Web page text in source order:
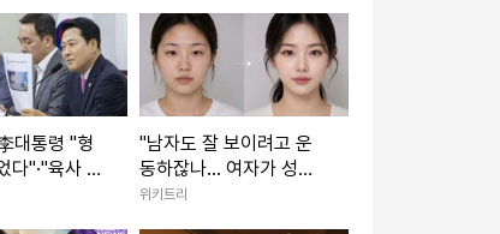
대통령 "형
다"·"육사 쿠
언 맹공
"남자도 잘 보이려고 운
동하잖나... 여자가 성형
하는 게 대체 왜 문제냐"
위키트리